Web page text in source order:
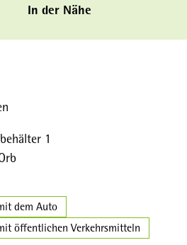
In der Nähe
1
dem Auto
öffentlichen Verkehrsmitteln